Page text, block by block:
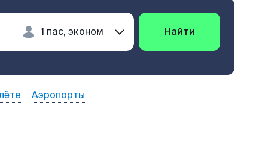
Найти
Аэропорты